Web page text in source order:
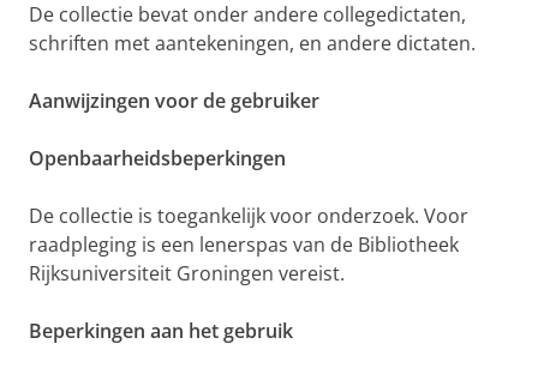
De collectie bevat onder andere collegedictaten,
schriften met aantekeningen, en andere dictaten.
Aanwijzingen voor de gebruiker
Openbaarheidsbeperkingen
De collectie is toegankelijk voor onderzoek. Voor
raadpleging is een lenerspas van de Bibliotheek
Rijksuniversiteit Groningen vereist.
Beperkingen aan het gebruik